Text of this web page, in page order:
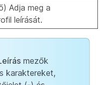
Adja meg a
leírását.
mezők
karaktereket,